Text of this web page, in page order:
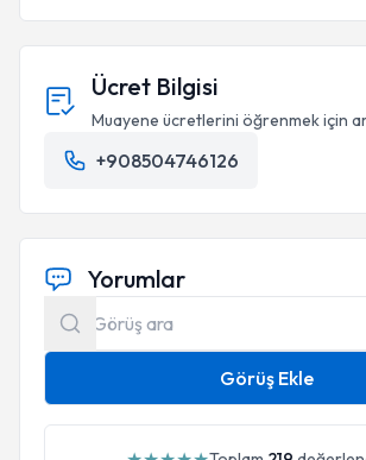
Ücret Bilgisi
Muayene ücretlerini öğrenmek için
+908504746126
Yorumlar
Görüş Ekle